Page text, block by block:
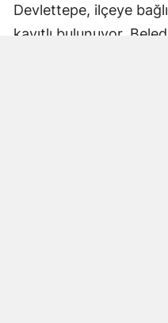
Devlettepe, ilçeye
kayıtlı bulunuyor.